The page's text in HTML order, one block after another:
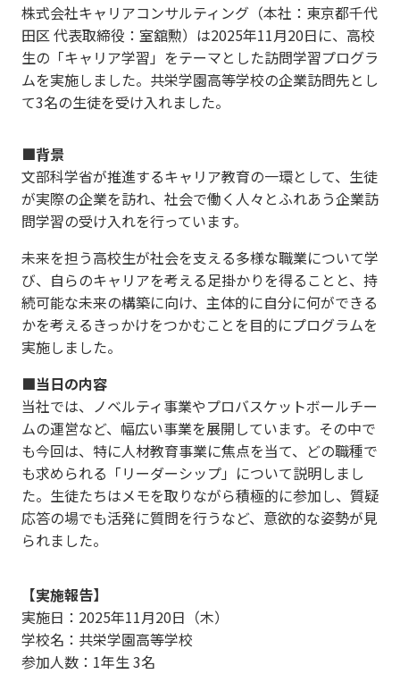
株式会社キャリアコンサルティング（本社：東京都千代
田区 代表取締役：室舘勲）は2025年11月20日に、高校
生の「キャリア学習」をテーマとした訪問学習プログラ
ムを実施しました。共栄学園高等学校の企業訪問先とし
て3名の生徒を受け入れました。
■背景
文部科学省が推進するキャリア教育の一環として、生徒
が実際の企業を訪れ、社会で働く人々とふれあう企業訪
問学習の受け入れを行っています。
未来を担う高校生が社会を支える多様な職業について学
び、自らのキャリアを考える足掛かりを得ることと、持
続可能な未来の構築に向け、主体的に自分に何ができる
かを考えるきっかけをつかむことを目的にプログラムを
実施しました。
■当日の内容
当社では、ノベルティ事業やプロバスケットボールチー
ムの運営など、幅広い事業を展開しています。その中で
も今回は、特に人材教育事業に焦点を当て、どの職種で
も求められる「リーダーシップ」について説明しまし
た。生徒たちはメモを取りながら積極的に参加し、質疑
応答の場でも活発に質問を行うなど、意欲的な姿勢が見
られました。
【実施報告】
実施日：2025年11月20日（木）
学校名：共栄学園高等学校
参加人数：1年生 3名